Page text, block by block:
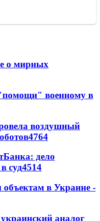
о мирных
военному в
воздушный
4764
дело
суд4514
в Украине -
аналог